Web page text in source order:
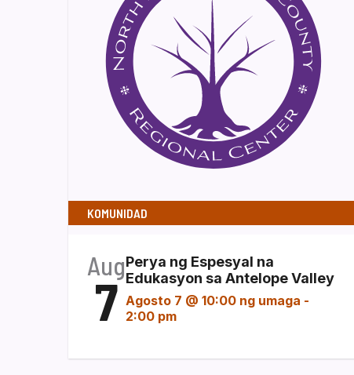
KOMUNIDAD
Aug
7
Perya ng Espesyal na
Edukasyon sa Antelope Valley
Agosto 7 @ 10:00 ng umaga -
2:00 pm